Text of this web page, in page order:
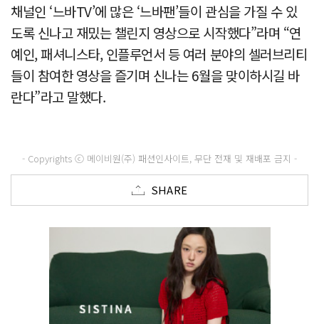
채널인 ‘느바TV’에 많은 ‘느바팬’들이 관심을 가질 수 있
도록 신나고 재밌는 챌린지 영상으로 시작했다”라며 “연
예인, 패셔니스타, 인플루언서 등 여러 분야의 셀러브리티
들이 참여한 영상을 즐기며 신나는 6월을 맞이하시길 바
란다”라고 말했다.
- Copyrights ⓒ 메이비원(주) 패션인사이트, 무단 전재 및 재배포 금지 -
SHARE